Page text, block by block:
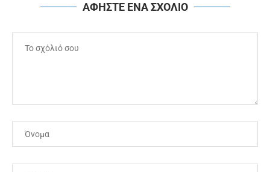
ΑΦΗΣΤΕ ΕΝΑ ΣΧΟΛΙΟ